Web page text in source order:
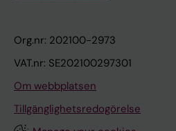
Org.nr: 202100-2973
VAT.nr: SE202100297301
Om webbplatsen
Tillgänglighetsredogörelse